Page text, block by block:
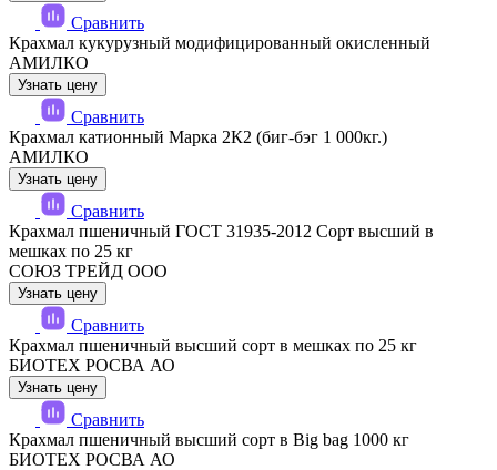
Сравнить
Крахмал кукурузный модифицированный окисленный
АМИЛКО
Узнать цену
Сравнить
Крахмал катионный Марка 2К2 (биг-бэг 1 000кг.)
АМИЛКО
Узнать цену
Сравнить
Крахмал пшеничный ГОСТ 31935-2012 Сорт высший в
мешках по 25 кг
СОЮЗ ТРЕЙД ООО
Узнать цену
Сравнить
Крахмал пшеничный высший сорт в мешках по 25 кг
БИОТЕХ РОСВА АО
Узнать цену
Сравнить
Крахмал пшеничный высший сорт в Big bag 1000 кг
БИОТЕХ РОСВА АО